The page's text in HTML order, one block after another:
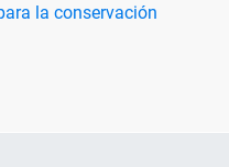
la conservación